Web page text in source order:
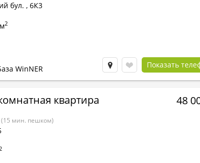
бул. , 6К3
2
WinNER Показать
квартира
(15 мин. пешком)
48